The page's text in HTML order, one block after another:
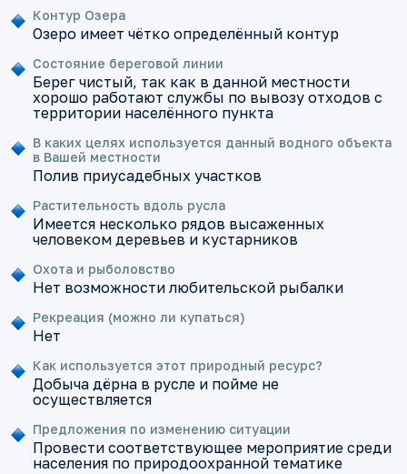
Контур Озера
Озеро имеет чётко определённый контур
Состояние береговой линии
Берег чистый, так как в данной местности
хорошо работают службы по вывозу отходов с
территории населённого пункта
В каких целях используется данный водного объекта
в Вашей местности
Полив приусадебных участков
Растительность вдоль русла
Имеется несколько рядов высаженных
человеком деревьев и кустарников
Охота и рыболовство
Нет возможности любительской рыбалки
Рекреация (можно ли купаться)
Нет
Как используется этот природный ресурс?
Добыча дёрна в русле и пойме не
осуществляется
Предложения по изменению ситуации
Провести соответствующее мероприятие среди
населения по природоохранной тематике